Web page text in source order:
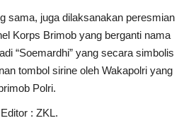
sama, juga dilaksanakan peresmian
Korps Brimob yang berganti nama
“Soemardhi” yang secara simbolis
tombol sirine oleh Wakapolri yang
Polri.
: ZKL.